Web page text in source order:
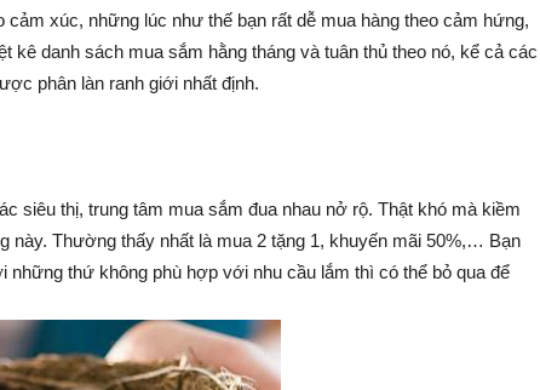
Giàu
cảm xúc, những lúc như thế bạn rất dễ mua hàng theo cảm hứng,
kê danh sách mua sắm hằng tháng và tuân thủ theo nó, kể cả các
phân làn ranh giới nhất định.
siêu thị, trung tâm mua sắm đua nhau nở rộ. Thật khó mà kiềm
này. Thường thấy nhất là mua 2 tặng 1, khuyến mãi 50%,… Bạn
những thứ không phù hợp với nhu cầu lắm thì có thể bỏ qua để